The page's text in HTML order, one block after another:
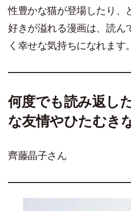
性豊かな猫が登場したり、
好きが溢れる漫画は、読ん
く幸せな気持ちになれます。
何度でも読み返し
な友情やひたむき
齊藤晶子さん